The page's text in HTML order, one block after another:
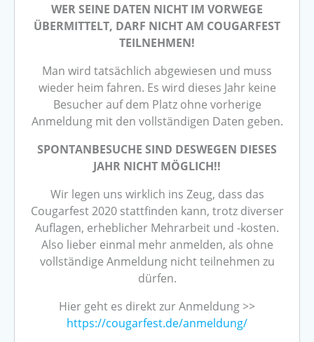
WER SEINE DATEN NICHT IM VORWEGE
ÜBERMITTELT, DARF NICHT AM COUGARFEST
TEILNEHMEN!
Man wird tatsächlich abgewiesen und muss
wieder heim fahren. Es wird dieses Jahr keine
Besucher auf dem Platz ohne vorherige
Anmeldung mit den vollständigen Daten geben.
SPONTANBESUCHE SIND DESWEGEN DIESES
JAHR NICHT MÖGLICH!!
Wir legen uns wirklich ins Zeug, dass das
Cougarfest 2020 stattfinden kann, trotz diverser
Auflagen, erheblicher Mehrarbeit und -kosten.
Also lieber einmal mehr anmelden, als ohne
vollständige Anmeldung nicht teilnehmen zu
dürfen.
Hier geht es direkt zur Anmeldung >>
https://cougarfest.de/anmeldung/